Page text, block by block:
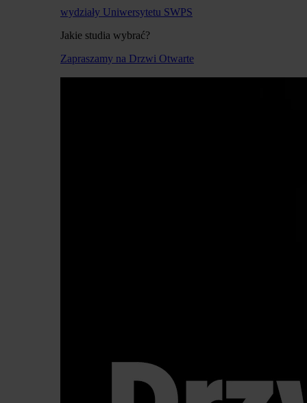
wydziały Uniwersytetu SWPS
Jakie studia wybrać?
Zapraszamy na Drzwi Otwarte